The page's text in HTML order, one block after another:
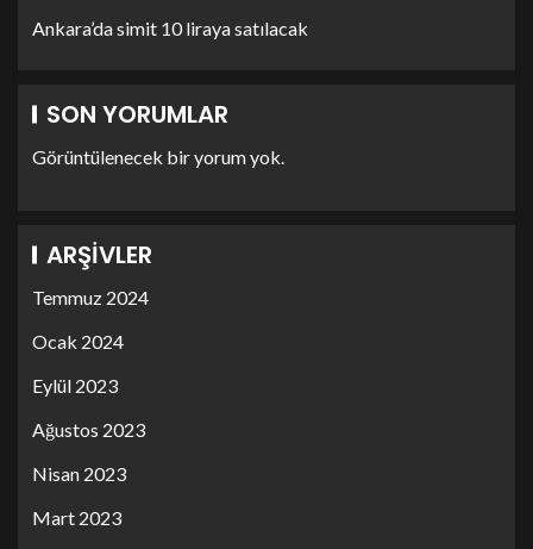
Ankara’da simit 10 liraya satılacak
SON YORUMLAR
Görüntülenecek bir yorum yok.
ARŞIVLER
Temmuz 2024
Ocak 2024
Eylül 2023
Ağustos 2023
Nisan 2023
Mart 2023